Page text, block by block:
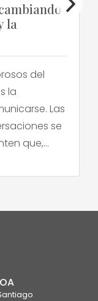
la
del
la
Las
se
que,
Frente a